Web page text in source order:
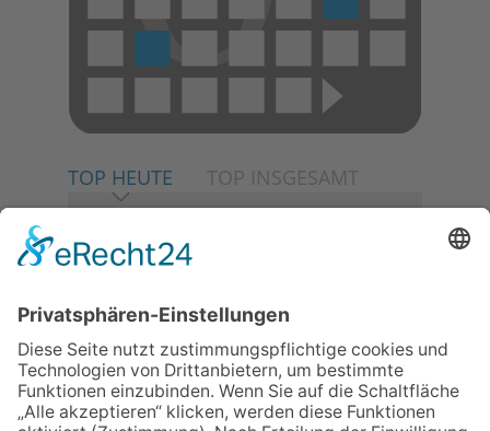
TOP HEUTE TOP INSGESAMT
06.08.2026
Baustellenführung führt auch in
die Zukunft der Stadt
Königstein
06.08.2026
Klinikforum zum Thema